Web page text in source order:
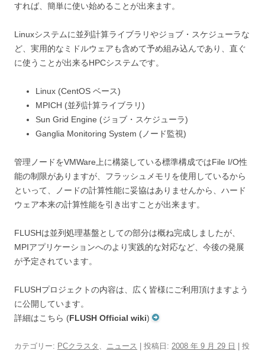
すれば、簡単に使い始めることが出来ます。
Linuxシステムに並列計算ライブラリやジョブ・スケジューラな
ど、実用的なミドルウェアも含めて予め組み込んであり、直ぐ
に使うことが出来るHPCシステムです。
Linux (CentOS ベース)
MPICH (並列計算ライブラリ)
Sun Grid Engine (ジョブ・スケジューラ)
Ganglia Monitoring System (ノード監視)
管理ノードをVMWare上に構築している標準構成ではFile I/O性
能の制限がありますが、フラッシュメモリを使用しているから
といって、ノードの計算性能に妥協はありませんから、ハード
ウェア本来の計算性能を引き出すことが出来ます。
FLUSHは並列処理基盤としての部分は概ね完成しましたが、
MPIアプリケーションへのより実践的な対応など、今後の発展
が予定されています。
FLUSHプロジェクトの内容は、広く皆様にご利用頂けますよう
に公開しています。
詳細はこちら (FLUSH Official wiki)
カテゴリー: PCクラスタ ニュース | 投稿日: 2008 年 9 月 29 日 | 投